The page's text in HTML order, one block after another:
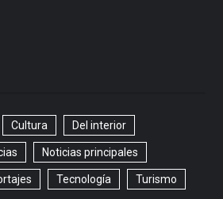
Cultura Del interior
Noticias principales
Tecnología Turismo